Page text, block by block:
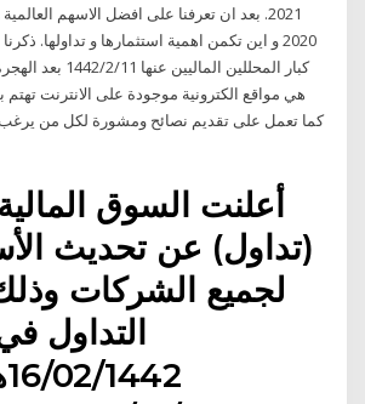
2021. بعد ان تعرفنا على افضل الاسهم
2020 و اين تكمن اهمية استثمارها و تداولها.
كبار المحللين
هي مواقع الكترونية موجودة على الانترنت
كما تعمل على تقديم نصائح ومشورة لكل من
أعلنت السوق
(تداول) عن تحديث
لجميع الشركات
التداول